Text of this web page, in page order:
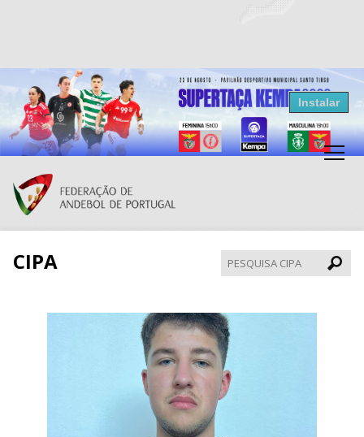
Resultados Andebol
Federação de Andebol de Portugal
Grátis - Disponivel na Play Store
Instalar
CIPA
CIPA